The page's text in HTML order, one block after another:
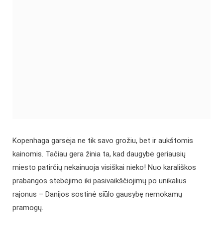
Kopenhaga garsėja ne tik savo grožiu, bet ir aukštomis
kainomis. Tačiau gera žinia ta, kad daugybė geriausių
miesto patirčių nekainuoja visiškai nieko! Nuo karališkos
prabangos stebėjimo iki pasivaikščiojimų po unikalius
rajonus – Danijos sostinė siūlo gausybę nemokamų
pramogų.